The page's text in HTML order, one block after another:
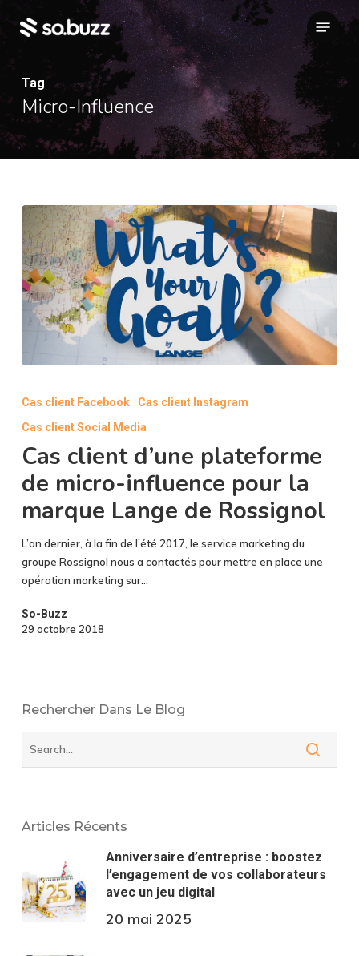
main
Menu
Tag
Micro-Influence
d’une
plateforme
de
micro-
influence
la
marque
Lange
de
Cas client Facebook
Cas client Instagram
Cas client Social Media
Cas client d’une plateforme
de micro-influence pour la
marque Lange de Rossignol
L’an dernier, à la fin de l’été 2017, le service marketing du
groupe Rossignol nous a contactés pour mettre en place une
opération marketing sur…
So-Buzz
29 octobre 2018
Rechercher Dans Le Blog
Articles Récents
Anniversaire d’entreprise : boostez
l’engagement de vos collaborateurs
avec un jeu digital
20 mai 2025